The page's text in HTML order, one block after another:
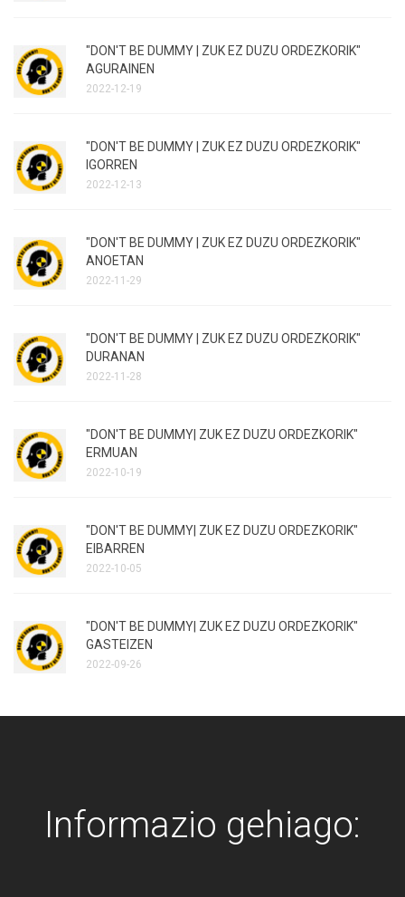
"DON'T BE DUMMY | ZUK EZ DUZU ORDEZKORIK"
AGURAINEN
2022-12-19
"DON'T BE DUMMY | ZUK EZ DUZU ORDEZKORIK"
IGORREN
2022-12-13
"DON'T BE DUMMY | ZUK EZ DUZU ORDEZKORIK"
ANOETAN
2022-11-29
"DON'T BE DUMMY | ZUK EZ DUZU ORDEZKORIK"
DURANAN
2022-11-28
"DON'T BE DUMMY| ZUK EZ DUZU ORDEZKORIK"
ERMUAN
2022-10-19
"DON'T BE DUMMY| ZUK EZ DUZU ORDEZKORIK"
EIBARREN
2022-10-05
"DON'T BE DUMMY| ZUK EZ DUZU ORDEZKORIK"
GASTEIZEN
2022-09-26
Informazio gehiago: